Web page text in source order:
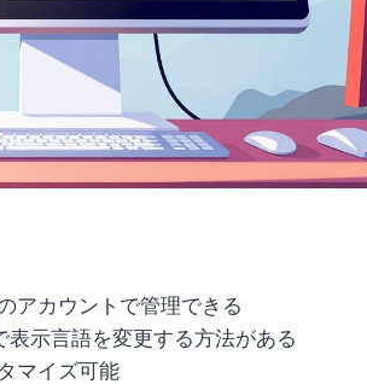
アカウントで管理できる
示言語を変更する方法がある
マイズ可能